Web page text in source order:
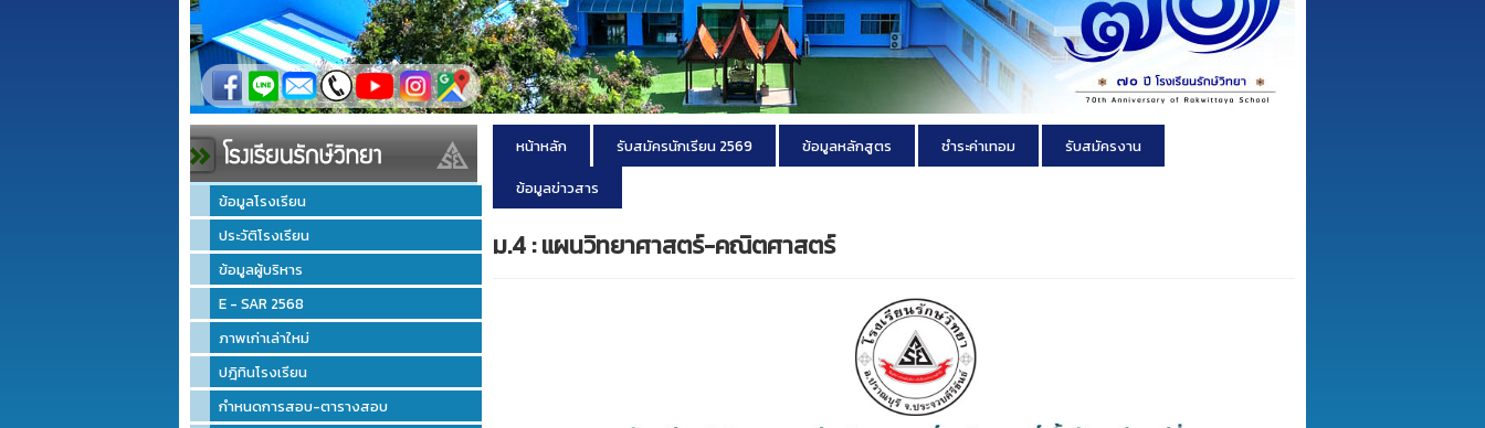
ข้อมูลโรงเรียน
ประวัติโรงเรียน
ข้อมูลผู้บริหาร
E - SAR 2568
ภาพเก่าเล่าใหม่
ปฎิทินโรงเรียน
กำหนดการสอบ-ตารางสอบ
หน้าหลัก รับสมัครนักเรียน 2569 ข้อมูลหลักสูตร ชำระค่าเทอม
รับสมัครงาน
ข้อมูลข่าวสาร
ม.4 : แผนวิทยาศาสตร์-คณิตศาสตร์